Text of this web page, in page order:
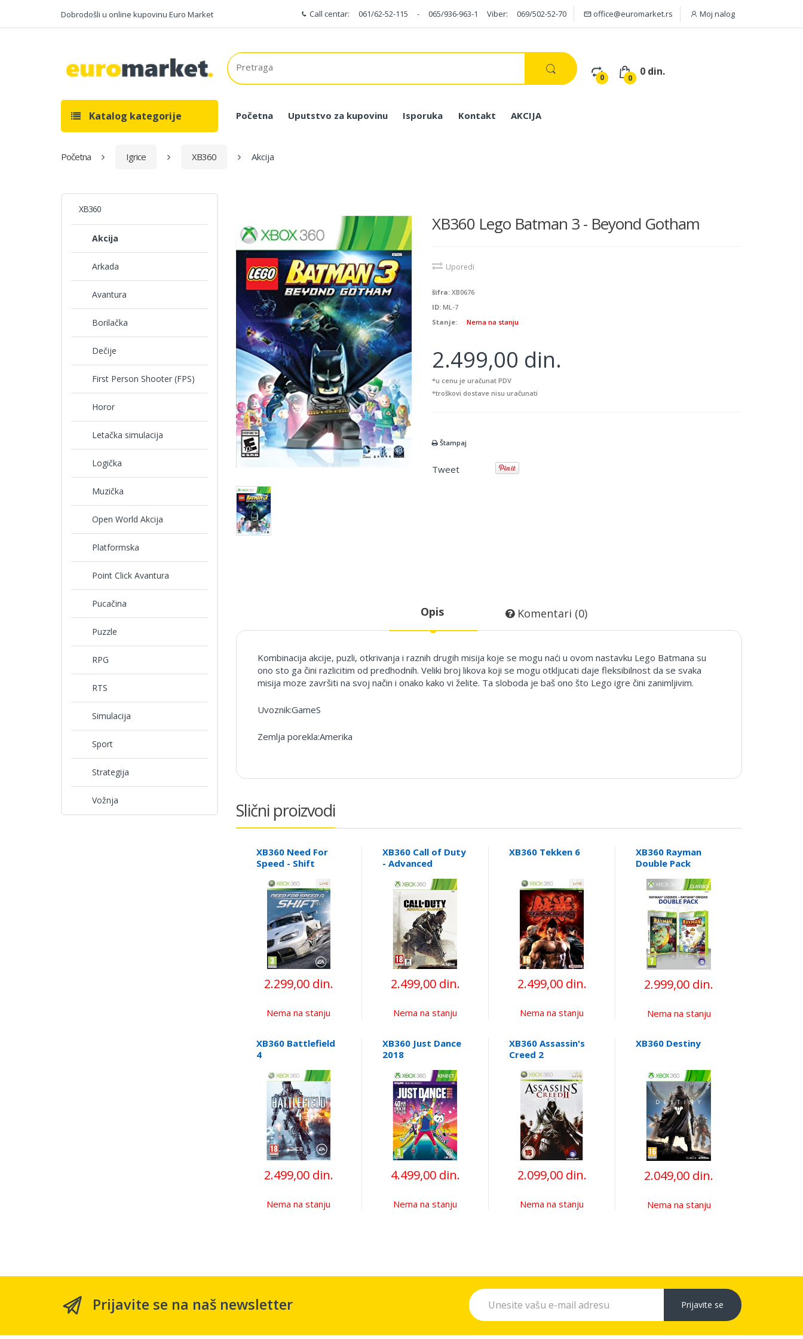
Dobrodošli u online kupovinu Euro Market Call centar: 061/62-52-115 - 065/936-963-1 Viber: 069/502-52-70 office@euromarket.rs Moj nalog
0 0
0 din.
Katalog kategorije Početna Uputstvo za kupovinu Isporuka Kontakt AKCIJA
Početna Igrice XB360 Akcija
XB360
Akcija
Arkada
Avantura
Borilačka
Dečije
First Person Shooter (FPS)
Horor
Letačka simulacija
Logička
Muzička
Open World Akcija
Platformska
Point Click Avantura
Pucačina
Puzzle
RPG
RTS
Simulacija
Sport
Strategija
Vožnja
XB360 Lego Batman 3 - Beyond Gotham
Uporedi
šifra: XB0676
ID: ML-7
Stanje:
Nema na stanju
2.499,00 din.
*u cenu je uračunat PDV
*troškovi dostave nisu uračunati
Štampaj
Tweet
Opis Komentari (0)
Kombinacija akcije, puzli, otkrivanja i raznih drugih misija koje se mogu naći u ovom nastavku Lego Batmana su
ono sto ga čini razlicitim od predhodnih. Veliki broj likova koji se mogu otkljucati daje fleksibilnost da se svaka
misija moze završiti na svoj način i onako kako vi želite. Ta sloboda je baš ono što Lego igre čini zanimljivim.
Uvoznik:GameS
Zemlja porekla:Amerika
Slični proizvodi
XB360 Need For
Speed - Shift
2.299,00 din.
Nema na stanju
XB360 Call of Duty
- Advanced
2.499,00 din.
Nema na stanju
XB360 Tekken 6
2.499,00 din.
Nema na stanju
XB360 Rayman
Double Pack
2.999,00 din.
Nema na stanju
XB360 Battlefield
4
2.499,00 din.
Nema na stanju
XB360 Just Dance
2018
4.499,00 din.
Nema na stanju
XB360 Assassin's
Creed 2
2.099,00 din.
Nema na stanju
XB360 Destiny
2.049,00 din.
Nema na stanju
Prijavite se na naš newsletter Prijavite se